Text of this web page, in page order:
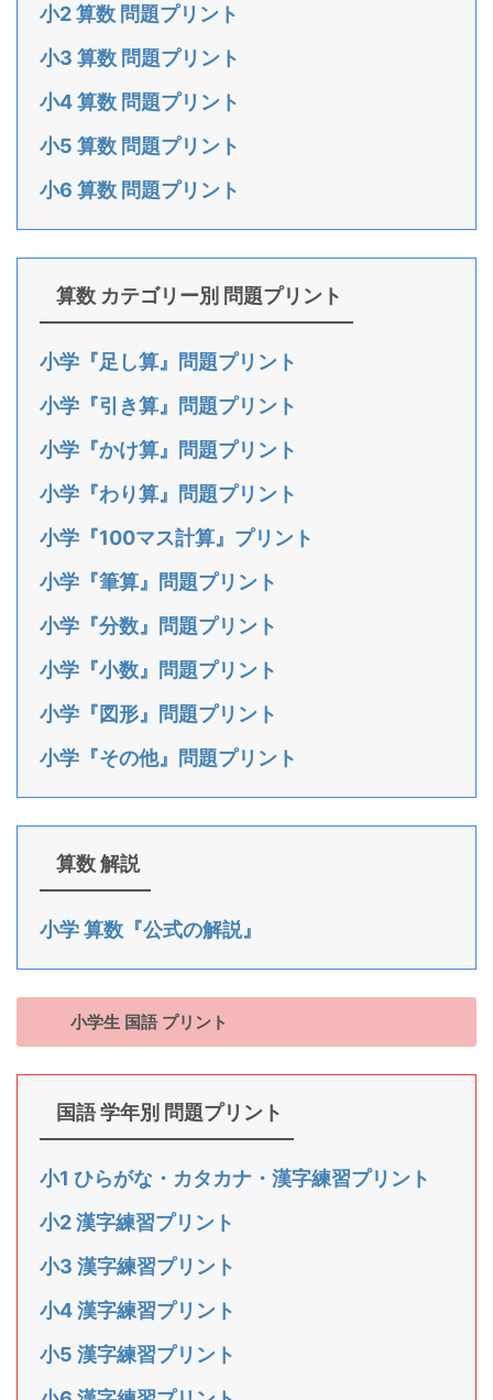
小2 算数 問題プリント
小3 算数 問題プリント
小4 算数 問題プリント
小5 算数 問題プリント
小6 算数 問題プリント
算数 カテゴリー別 問題プリント
小学『足し算』問題プリント
小学『引き算』問題プリント
小学『かけ算』問題プリント
小学『わり算』問題プリント
小学『100マス計算』プリント
小学『筆算』問題プリント
小学『分数』問題プリント
小学『小数』問題プリント
小学『図形』問題プリント
小学『その他』問題プリント
算数 解説
小学 算数『公式の解説』
小学生 国語 プリント
国語 学年別 問題プリント
小1 ひらがな・カタカナ・漢字練習プリント
小2 漢字練習プリント
小3 漢字練習プリント
小4 漢字練習プリント
小5 漢字練習プリント